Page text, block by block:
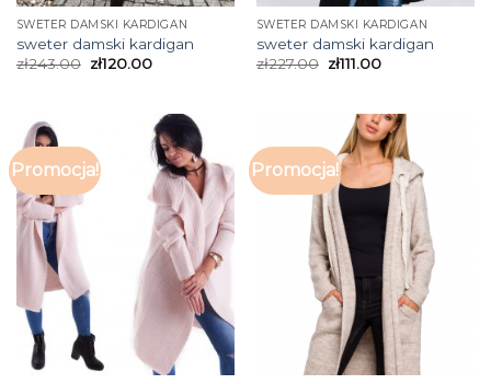
SWETER DAMSKI KARDIGAN
sweter damski kardigan
zł243.00 zł120.00
SWETER DAMSKI KARDIGAN
sweter damski kardigan
zł227.00 zł111.00
Promocja! Promocja!